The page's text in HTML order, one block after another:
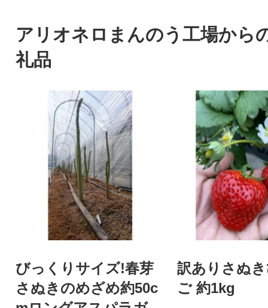
アリオネロまんのう工場から
礼品
びっくりサイズ!春芽
さぬきのめざめ約50c
訳ありさぬ
ご 約1kg